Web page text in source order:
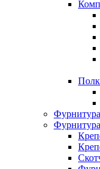
Фурнитура